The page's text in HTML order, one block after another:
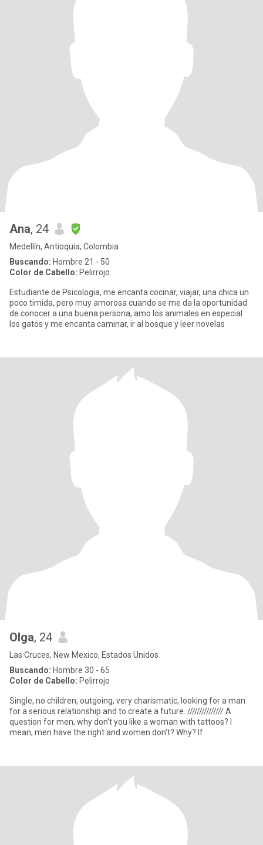
Ana, 24
Medellín, Antioquia, Colombia
Buscando: Hombre 21 - 50
Color de Cabello: Pelirrojo
Estudiante de Psicologia, me encanta cocinar, viajar, una chica un
poco timida, pero muy amorosa cuando se me da la oportunidad
de conocer a una buena persona, amo los animales en especial
los gatos y me encanta caminar, ir al bosque y leer novelas
Olga, 24
Las Cruces, New Mexico, Estados Unidos
Buscando: Hombre 30 - 65
Color de Cabello: Pelirrojo
Single, no children, outgoing, very charismatic, looking for a man
for a serious relationship and to create a future. /////////////// A
question for men, why don't you like a woman with tattoos? I
mean, men have the right and women don't? Why? If